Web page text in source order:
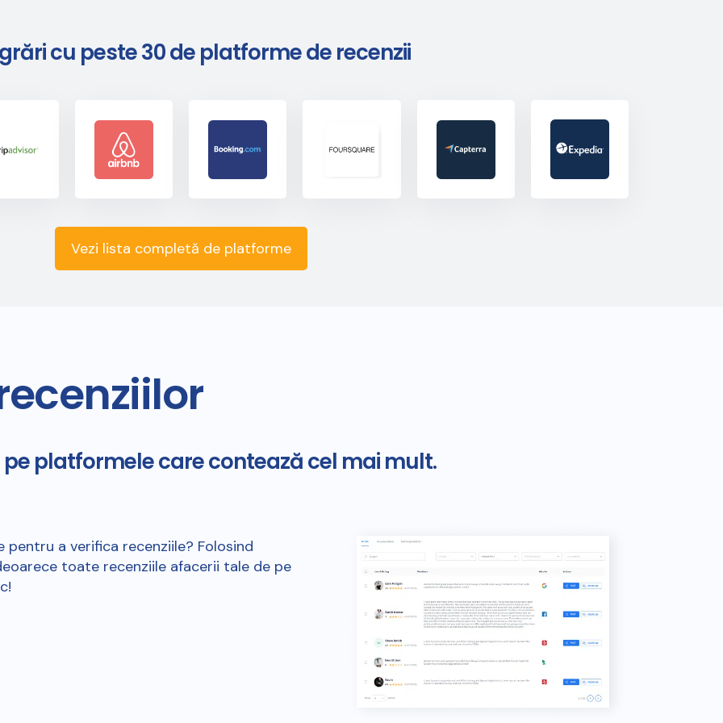
cu peste 30 de platforme de recenzii
Vezi lista completă de platforme
pe platformele care contează cel mai mult.
a verifica recenziile? Folosind
toate recenziile afacerii tale de pe